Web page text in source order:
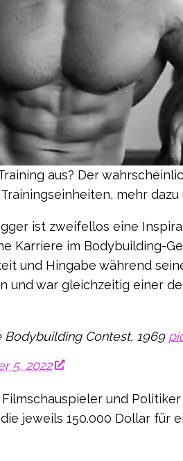
aus? Der
mehr dazu
ist zweifellos eine
Karriere im Bodybuilding-
und Hingabe während
und war gleichzeitig einer
Bodybuilding Contest, 1969
5, 2022
und
jeweils 150.000 Dollar für